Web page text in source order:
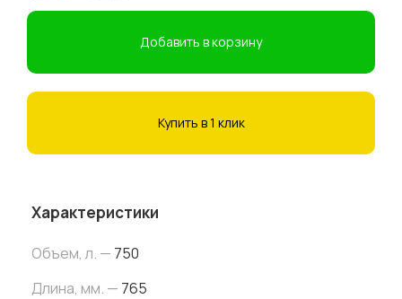
Добавить в корзину
Купить в 1 клик
Характеристики
Объем, л. — 750
Длина, мм. — 765